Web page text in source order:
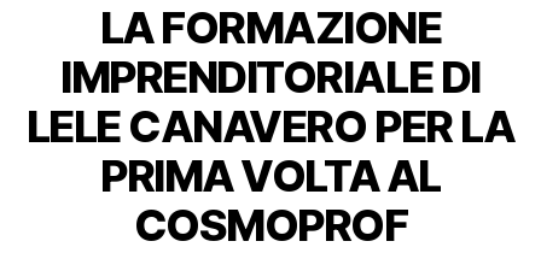
LA FORMAZIONE
IMPRENDITORIALE DI
LELE CANAVERO PER LA
PRIMA VOLTA AL
COSMOPROF